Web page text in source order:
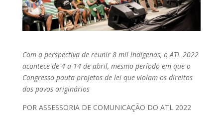
Com a perspectiva de reunir 8 mil indígenas, o ATL 2022
acontece de 4 a 14 de abril, mesmo período em que o
Congresso pauta projetos de lei que violam os direitos
dos povos originários
POR ASSESSORIA DE COMUNICAÇÃO DO ATL 2022